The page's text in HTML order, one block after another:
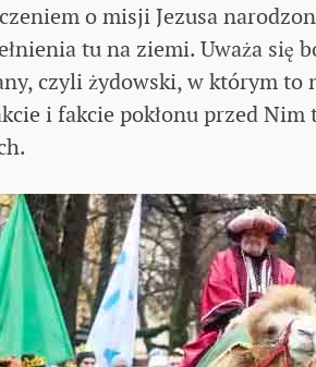
o misji Jezusa
tu na ziemi. Uważa się
czyli żydowski, w którym to
i fakcie pokłonu przed